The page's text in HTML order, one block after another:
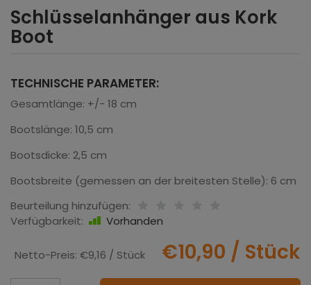
Schlüsselanhänger aus Kork
Boot
TECHNISCHE PARAMETER:
Gesamtlänge: +/- 18 cm
Bootslänge: 10,5 cm
Bootsdicke: 2,5 cm
Bootsbreite (gemessen an der breitesten Stelle): 6 cm
Beurteilung hinzufügen:
Verfügbarkeit:
Vorhanden
Netto-Preis: €9,16 / Stück €10,90 / Stück